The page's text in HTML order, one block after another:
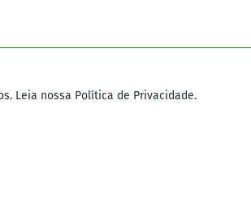
Leia nossa Política de Privacidade.